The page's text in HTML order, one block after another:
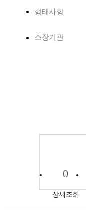
형태사항
소장기관
0
상세조회